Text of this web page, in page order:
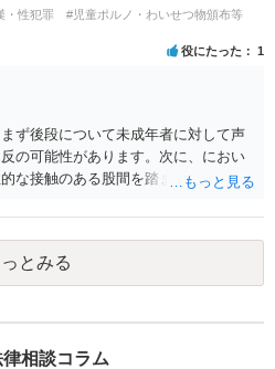
・性犯罪
#児童ポルノ・わいせつ物頒布等
役にたった 1
ず後段について未成年者に対して声
の可能性があります。次に、におい
な接触のある股間を踏ませる行為
高いです。ご参考にしてください。
っとみる
相談コラム